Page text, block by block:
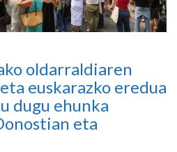
oldarraldiaren
euskarazko eredua
dugu ehunka
eta